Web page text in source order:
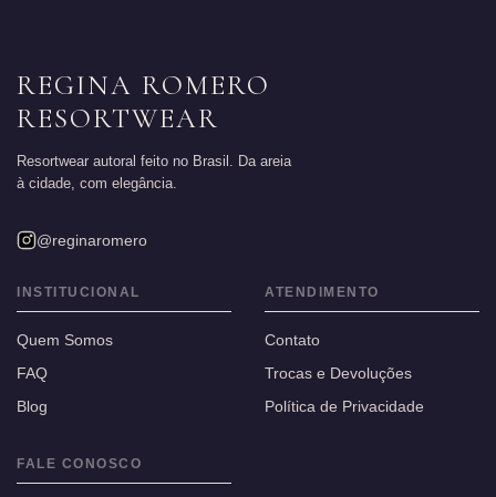
REGINA ROMERO
RESORTWEAR
Resortwear autoral feito no Brasil. Da areia
à cidade, com elegância.
@reginaromero
INSTITUCIONAL
Quem Somos
FAQ
Blog
ATENDIMENTO
Contato
Trocas e Devoluções
Política de Privacidade
FALE CONOSCO